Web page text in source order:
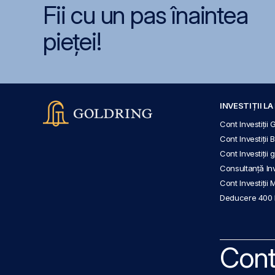
Fii cu un pas înaintea
pieței!
INVESTIȚII LA
Cont Investiții
Cont Investiții
Cont Investiții
Consultanță
Cont Investiții
Deducere 400